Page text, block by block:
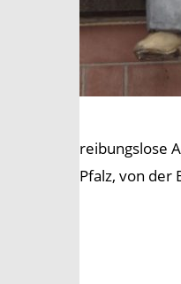
reibungslose
Pfalz, von der